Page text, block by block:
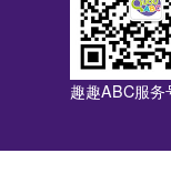
趣趣ABC服务